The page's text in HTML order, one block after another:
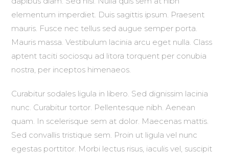
elementum imperdiet. Duis sagittis ipsum. Praesent
mauris. Fusce nec tellus sed augue semper porta.
Mauris massa. Vestibulum lacinia arcu eget nulla. Class
aptent taciti sociosqu ad litora torquent per conubia
nostra, per inceptos himenaeos.
Curabitur sodales ligula in libero. Sed dignissim lacinia
nunc. Curabitur tortor. Pellentesque nibh. Aenean
quam. In scelerisque sem at dolor. Maecenas mattis.
Sed convallis tristique sem. Proin ut ligula vel nunc
egestas porttitor. Morbi lectus risus, iaculis vel, suscipit